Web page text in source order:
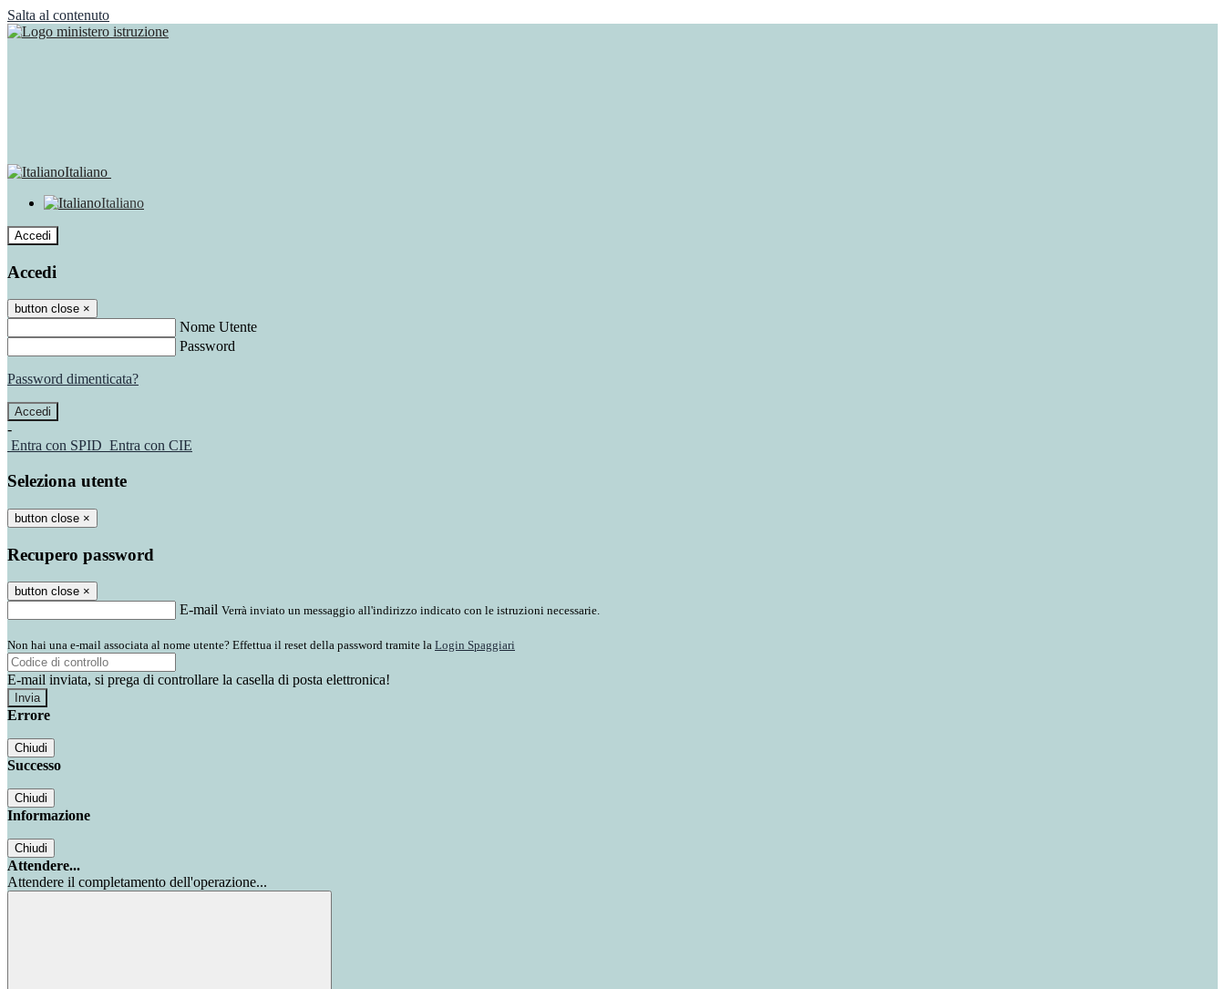
Salta al contenuto
Italiano
Italiano
Accedi
Accedi
button close ×
Nome Utente
Password
Password dimenticata?
-
Entra con SPID Entra con CIE
Seleziona utente
button close ×
Recupero password
button close ×
E-mail Verrà inviato un messaggio all'indirizzo indicato con le istruzioni necessarie.
Non hai una e-mail associata al nome utente? Effettua il reset della password tramite la Login Spaggiari
E-mail inviata, si prega di controllare la casella di posta elettronica!
Errore
Chiudi
Successo
Chiudi
Informazione
Chiudi
Attendere...
Attendere il completamento dell'operazione...